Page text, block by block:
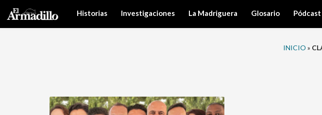
Historias Investigaciones La Madriguera Glosario Pódcast
INICIO »